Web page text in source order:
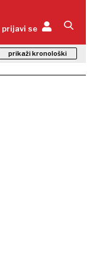
prijavi se
prikaži kronološki